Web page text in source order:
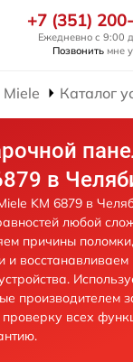
+7 (351)
Ежедневно с 9:00
Позвонить мне
Каталог
в
KM 6879 в
любой
причины
и восстанавливаем
производителем
всех